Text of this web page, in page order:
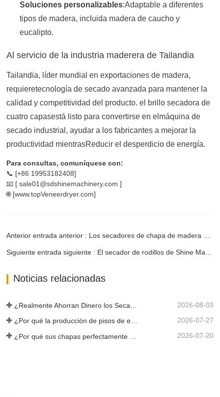
Soluciones personalizables:Adaptable a diferentes
tipos de madera, incluida madera de caucho y
eucalipto.
Al servicio de la industria maderera de Tailandia
Tailandia, líder mundial en exportaciones de madera,
requieretecnología de secado avanzada para mantener la
calidad y competitividad del producto. el brillo secadora de
cuatro capasestá listo para convertirse en el máquina de
secado industrial , ayudar a los fabricantes a mejorar la
productividad mientrasReducir el desperdicio de energía.
Para consultas, comuníquese con:
📞 [+86 19953182408]
📧 [ sale01@sdshinemachinery.com ]
🌐 [www.topVeneerdryer.com]
Noticias relacionadas
2026-08-03
¿Por qué la producción de pisos de eucalipto necesita un secador de chapas? 2026-07-27
2026-07-20